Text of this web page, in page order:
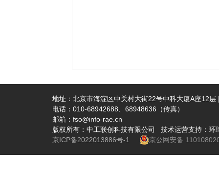
地址：北京市海淀区中关村大街22号中科大厦A座12层
电话：010-68942688、68948636（传真）
邮箱：fso@info-rae.cn
版权所有：中工联创科技有限公司 技术运营支持：
京ICP备2022013886号-1
京公网安备